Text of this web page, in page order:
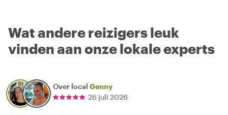
Wat andere reizigers leuk
vinden aan onze lokale experts
Over local Genny
26 juli 2026